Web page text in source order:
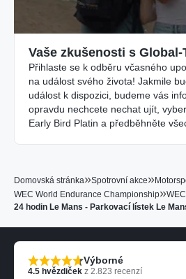
Vaše zkušenosti s
Přihlaste se k odběru včasného
na událost svého života! Jakmile
událost k dispozici, budeme vás
opravdu nechcete nechat ujít,
Early Bird Platin a předběhněte
Domovská stránka»Spotrovní akce»
WEC World Endurance Championship»
24 hodin Le Mans - Parkovací lístek Le
Výborné
4.5 hvězdiček z 2.823 recenzí